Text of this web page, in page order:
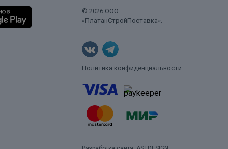
© 2026 ООО
«ПлатанСтройПоставка».
.
Политика конфиденциальности